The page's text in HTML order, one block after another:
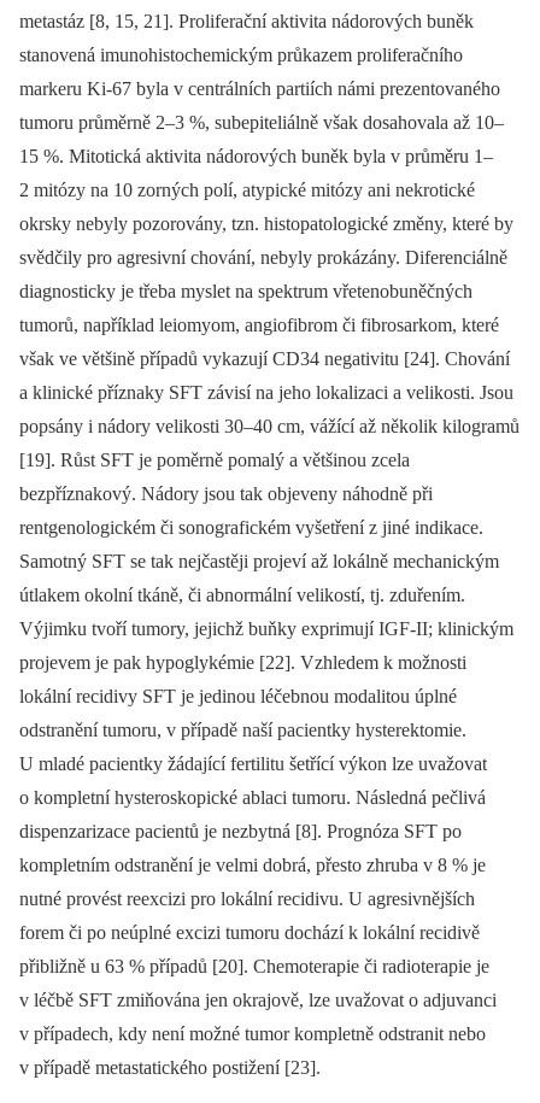
metastáz [8, 15, 21]. Proliferační aktivita nádorových buněk
stanovená imunohistochemickým průkazem proliferačního
markeru Ki-67 byla v centrálních partiích námi prezentovaného
tumoru průměrně 2–3 %, subepiteliálně však dosahovala až 10–
15 %. Mitotická aktivita nádorových buněk byla v průměru 1–
2 mitózy na 10 zorných polí, atypické mitózy ani nekrotické
okrsky nebyly pozorovány, tzn. histopatologické změny, které by
svědčily pro agresivní chování, nebyly prokázány. Diferenciálně
diagnosticky je třeba myslet na spektrum vřetenobuněčných
tumorů, například leiomyom, angiofibrom či fibrosarkom, které
však ve většině případů vykazují CD34 negativitu [24]. Chování
a klinické příznaky SFT závisí na jeho lokalizaci a velikosti. Jsou
popsány i nádory velikosti 30–40 cm, vážící až několik kilogramů
[19]. Růst SFT je poměrně pomalý a většinou zcela
bezpříznakový. Nádory jsou tak objeveny náhodně při
rentgenologickém či sonografickém vyšetření z jiné indikace.
Samotný SFT se tak nejčastěji projeví až lokálně mechanickým
útlakem okolní tkáně, či abnormální velikostí, tj. zduřením.
Výjimku tvoří tumory, jejichž buňky exprimují IGF-II; klinickým
projevem je pak hypoglykémie [22]. Vzhledem k možnosti
lokální recidivy SFT je jedinou léčebnou modalitou úplné
odstranění tumoru, v případě naší pacientky hysterektomie.
U mladé pacientky žádající fertilitu šetřící výkon lze uvažovat
o kompletní hysteroskopické ablaci tumoru. Následná pečlivá
dispenzarizace pacientů je nezbytná [8]. Prognóza SFT po
kompletním odstranění je velmi dobrá, přesto zhruba v 8 % je
nutné provést reexcizi pro lokální recidivu. U agresivnějších
forem či po neúplné excizi tumoru dochází k lokální recidivě
přibližně u 63 % případů [20]. Chemoterapie či radioterapie je
v léčbě SFT zmiňována jen okrajově, lze uvažovat o adjuvanci
v případech, kdy není možné tumor kompletně odstranit nebo
v případě metastatického postižení [23].